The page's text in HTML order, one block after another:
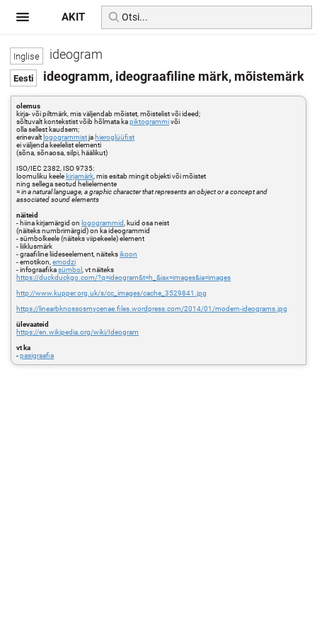
ideogram
ideogramm, ideograafiline märk, mõistemärk
olemus
kirja- või piltmärk, mis väljendab mõistet, mõistelist või ideed;
sõltuvalt kontekstist võib hõlmata kapiktogrammivõi
olla sellest kaudsem;
erinevalt logogrammistja hieroglüüfist
ei väljenda keelelist elementi
(sõna, sõnaosa, silpi, häälikut)
ISO/IEC 2382, ISO 9735:
loomuliku keele kirjamärk , mis esitab mingit objekti või mõistet
ning sellega seotud helielemente
=in a natural language, a graphic character that represents an object or a concept and
associated sound elements
näiteid
- hiina kirjamärgid on logogrammid
, kuid osa neist
(näiteks numbrimärgid) on ka ideogrammid
- sümbolkeele (näiteks viipekeele) element
- liiklusmärk
- graafiline liideseelement, näiteksikoon
- emotikon,emodzi
- infograafikasümbol , vt näiteks
https://duckduckgo.com/?q=ideogram&t=h_&iax=images&ia=images
http://www.kupper.org.uk/s/cc_images/cache_3529841.jpg
https://linearbknossosmycenae.files.wordpress.com/2014/01/modern-ideograms.jpg
ülevaateid
https://en.wikipedia.org/wiki/Ideogram
vt ka
-pasigraafia
AKIT